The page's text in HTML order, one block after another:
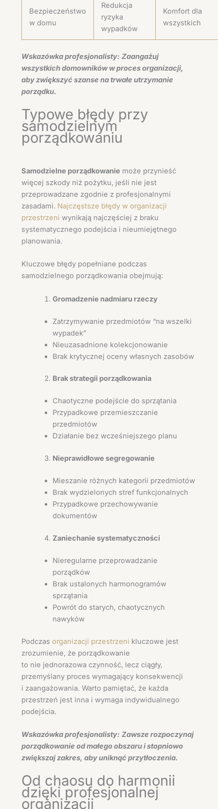
Bezpieczeństwo
w domu
Redukcja
ryzyka
wypadków
Komfort dla
wszystkich
Wskazówka profesjonalisty: Zaangażuj
wszystkich domowników w proces organizacji,
aby zwiększyć szanse na trwałe utrzymanie
porządku.
Typowe błędy przy
samodzielnym
porządkowaniu
Samodzielne porządkowanie może przynieść
więcej szkody niż pożytku, jeśli nie jest
przeprowadzane zgodnie z profesjonalnymi
zasadami. Najczęstsze błędy w organizacji
przestrzeni wynikają najczęściej z braku
systematycznego podejścia i nieumiejętnego
planowania.
Kluczowe błędy popełniane podczas
samodzielnego porządkowania obejmują:
Gromadzenie nadmiaru rzeczy
Zatrzymywanie przedmiotów “na wszelki
wypadek”
Nieuzasadnione kolekcjonowanie
Brak krytycznej oceny własnych zasobów
Brak strategii porządkowania
Chaotyczne podejście do sprzątania
Przypadkowe przemieszczanie
przedmiotów
Działanie bez wcześniejszego planu
Nieprawidłowe segregowanie
Mieszanie różnych kategorii przedmiotów
Brak wydzielonych stref funkcjonalnych
Przypadkowe przechowywanie
dokumentów
Zaniechanie systematyczności
Nieregularne przeprowadzanie
porządków
Brak ustalonych harmonogramów
sprzątania
Powrót do starych, chaotycznych
nawyków
Podczas organizacji przestrzeni kluczowe jest
zrozumienie, że porządkowanie
to nie jednorazowa czynność, lecz ciągły,
przemyślany proces wymagający konsekwencji
i zaangażowania. Warto pamiętać, że każda
przestrzeń jest inna i wymaga indywidualnego
podejścia.
Wskazówka profesjonalisty: Zawsze rozpoczynaj
porządkowanie od małego obszaru i stopniowo
zwiększaj zakres, aby uniknąć przytłoczenia.
Od chaosu do harmonii
dzięki profesjonalnej
organizacji